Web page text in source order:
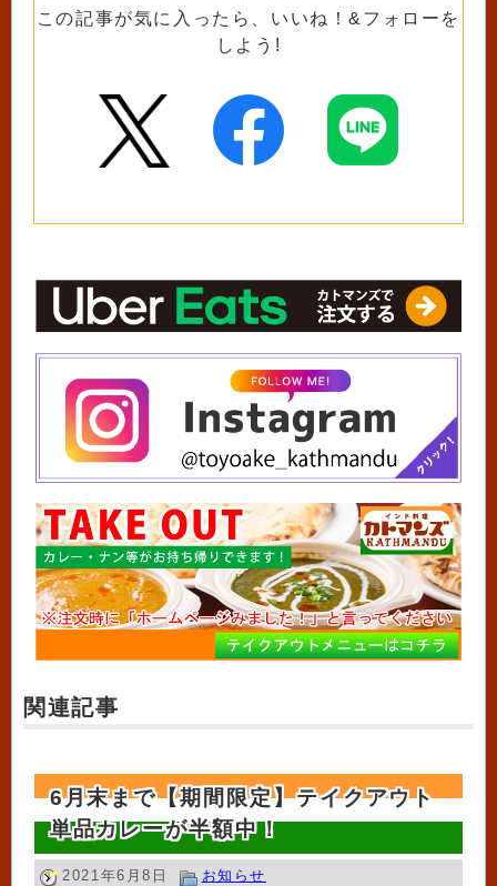
この記事が気に入ったら、いいね！&フォローを
しよう!
関連記事
6月末まで【期間限定】テイクアウト
単品カレーが半額中！
2021年6月8日
お知らせ